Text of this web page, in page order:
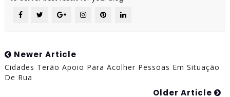
Newer Article
Cidades Terão Apoio Para Acolher Pessoas Em Situação
De Rua
Older Article